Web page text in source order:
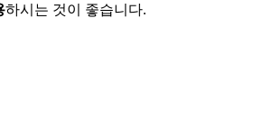
하시는 것이 좋습니다.